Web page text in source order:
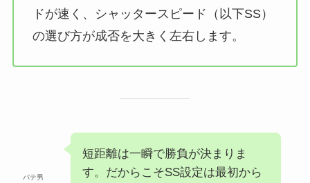
ドが速く、シャッタースピード（以下SS）
の選び方が成否を大きく左右します。
バテ男
短距離は一瞬で勝負が決まりま
す。だからこそSS設定は最初から